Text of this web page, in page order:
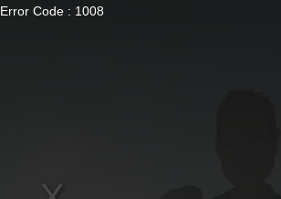
Error Code : 1008